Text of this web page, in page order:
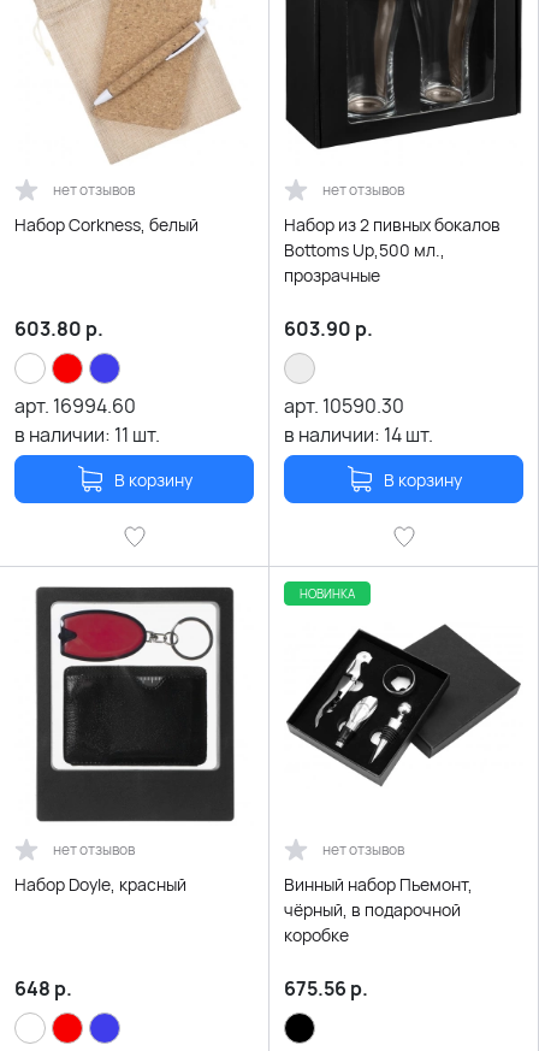
нет отзывов
Набор Corkness, белый
603.80 р.
арт. 16994.60
в наличии: 11 шт.
В корзину
нет отзывов
Набор из 2 пивных бокалов
Bottoms Up,500 мл.,
прозрачные
603.90 р.
арт. 10590.30
в наличии: 14шт.
В корзину
нет отзывов
Набор Doyle, красный
648 р.
НОВИНКА
нет отзывов
Винный набор Пьемонт,
чёрный, в подарочной
коробке
675.56 р.